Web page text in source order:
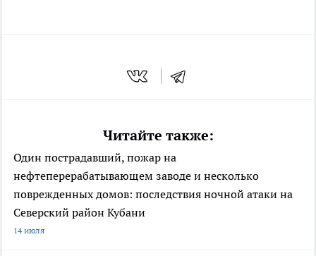
Читайте также:
Один пострадавший, пожар на
нефтеперерабатывающем заводе и несколько
поврежденных домов: последствия ночной атаки на
Северский район Кубани
14 июля